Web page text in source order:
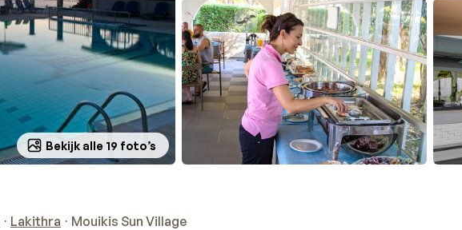
Bekijk alle 19 foto’s
Lakithra Mouikis Sun Village